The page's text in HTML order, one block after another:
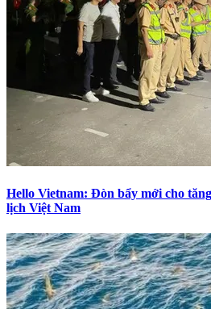
Hello Vietnam: Đòn bẩy mới cho
lịch Việt Nam